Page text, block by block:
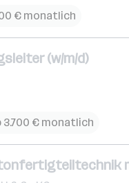
€ monatlich
(w/m/d)
3.700 € monatlich